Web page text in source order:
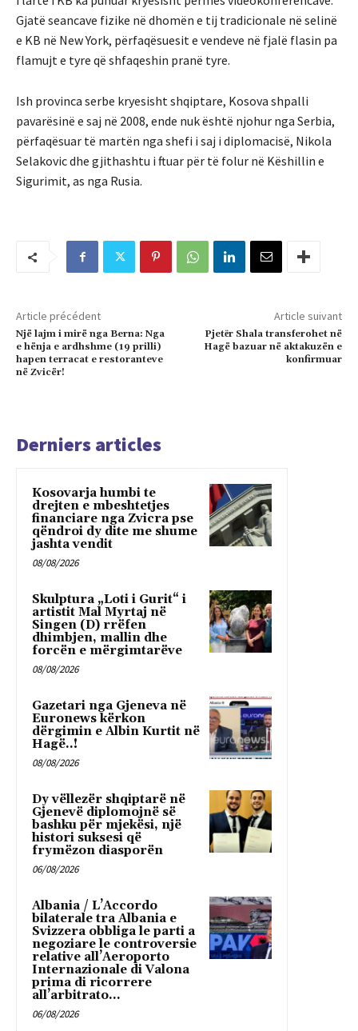
Gjatë seancave fizike në dhomën e tij tradicionale në selinë
e KB në New York, përfaqësuesit e vendeve në fjalë flasin pa
flamujt e tyre që shfaqeshin pranë tyre.
Ish provinca serbe kryesisht shqiptare, Kosova shpalli
pavarësinë e saj në 2008, ende nuk është njohur nga Serbia,
përfaqësuar të martën nga shefi i saj i diplomacisë, Nikola
Selakovic dhe gjithashtu i ftuar për të folur në Këshillin e
Sigurimit, as nga Rusia.
Article précédent
Një lajm i mirë nga Berna: Nga
e hënja e ardhshme (19 prilli)
hapen terracat e restoranteve
në Zvicër!
Article suivant
Pjetёr Shala transferohet në
Hagë bazuar në aktakuzën e
konfirmuar
Derniers articles
Kosovarja humbi te
drejten e mbeshtetjes
financiare nga Zvicra pse
qëndroi dy dite me shume
jashta vendit
08/08/2026
Skulptura „Loti i Gurit“ i
artistit Mal Myrtaj në
Singen (D) rrëfen
dhimbjen, mallin dhe
forcën e mërgimtarëve
08/08/2026
Gazetari nga Gjeneva në
Euronews kërkon
dërgimin e Albin Kurtit në
Hagë..!
08/08/2026
Dy vëllezër shqiptarë në
Gjenevë diplomojnë së
bashku për mjekësi, një
histori suksesi që
frymëzon diasporën
06/08/2026
Albania / L’Accordo
bilaterale tra Albania e
Svizzera obbliga le parti a
negoziare le controversie
relative all’Aeroporto
Internazionale di Valona
prima di ricorrere
all’arbitrato...
06/08/2026